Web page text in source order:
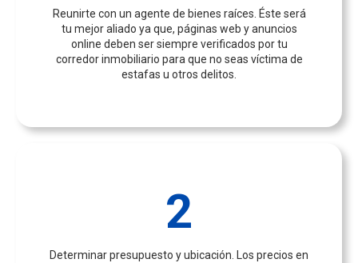
Reunirte con un agente de bienes raíces. Éste será
tu mejor aliado ya que, páginas web y anuncios
online deben ser siempre verificados por tu
corredor inmobiliario para que no seas víctima de
estafas u otros delitos.
2
Determinar presupuesto y ubicación. Los precios en